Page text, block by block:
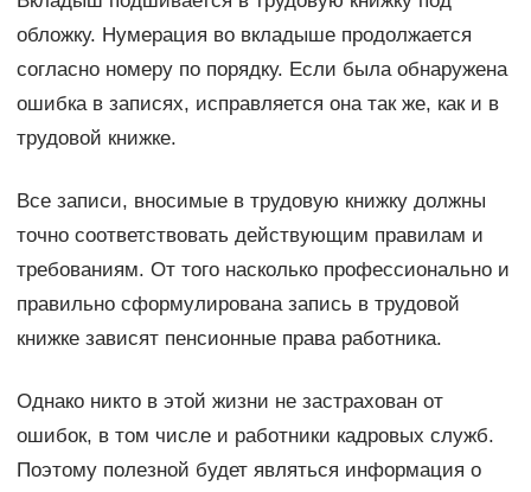
обложку. Нумерация во вкладыше продолжается
согласно номеру по порядку. Если была обнаружена
ошибка в записях, исправляется она так же, как и в
трудовой книжке.
Все записи, вносимые в трудовую книжку должны
точно соответствовать действующим правилам и
требованиям. От того насколько профессионально и
правильно сформулирована запись в трудовой
книжке зависят пенсионные права работника.
Однако никто в этой жизни не застрахован от
ошибок, в том числе и работники кадровых служб.
Поэтому полезной будет являться информация о